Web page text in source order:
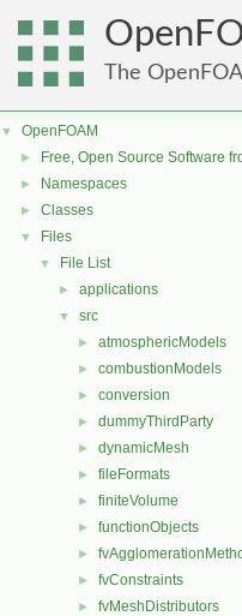
The
▼ OpenFOAM
► Free, Open Source Software
► Namespaces
► Classes
▼ Files
▼ File List
► applications
▼ src
► atmosphericModels
► combustionModels
► conversion
► dummyThirdParty
► dynamicMesh
► fileFormats
► finiteVolume
► functionObjects
►
► fvConstraints
► fvMeshDistributors